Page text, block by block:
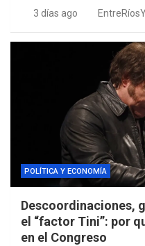
3 días ago
POLÍTICA Y ECONOMÍA
Descoordinaciones,
el “factor Tini”: por
en el Congreso